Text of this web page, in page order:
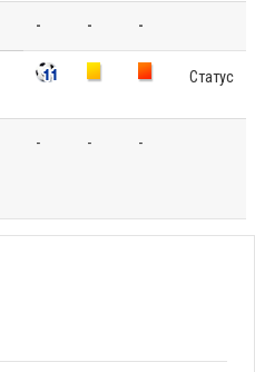
- - -
Статус
- - -